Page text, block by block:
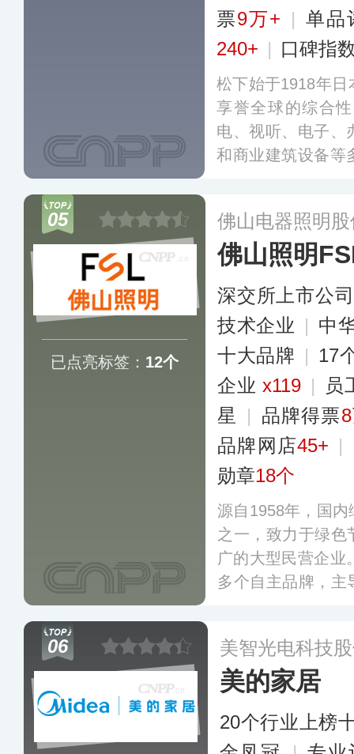
票9万+ | 单品
240+ | 口碑指
松下始于1918年
享誉全球的综合
电、视听、电子、
和商业建筑设备等
造”三大重点事业
系统解决方案。更
05
已点亮标签： 12个
佛山电器照明
佛山照明
深交所上市公司
技术企业 | 中
十大品牌 | 17
企业x119 |
员
星
| 品牌得票
品牌网店45+ |
勋章18个
源自1958年，国
之一，致力于绿色
广的大型民营企业
多个自主品牌，主
明、动植物照明
更多
06 美智光电科技
美的家居
20个行业上榜